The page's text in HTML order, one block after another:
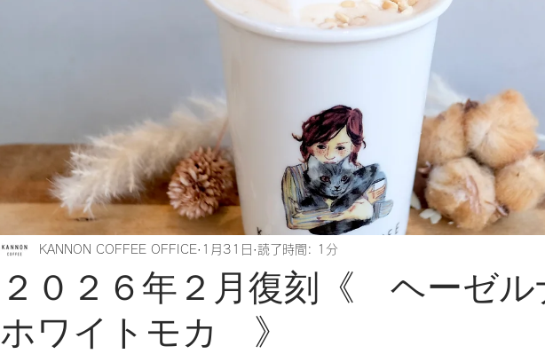
２０２６年２月復刻《 ヘーゼ
ホワイトモカ 》
KANNON COFFEE OFFICE 1月31日 読了時間: 1分